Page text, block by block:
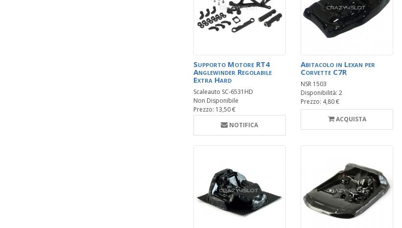
Supporto Motore RT4
Anglewinder Regolabile
Extra Hard
Scaleauto SC-6531HD
Non Disponibile
Prezzo: 13,50 €
NOTIFICA
Abitacolo in Lexan per
Corvette C7R
NSR 1503
Disponibilità: 2
Prezzo: 4,80 €
ACQUISTA